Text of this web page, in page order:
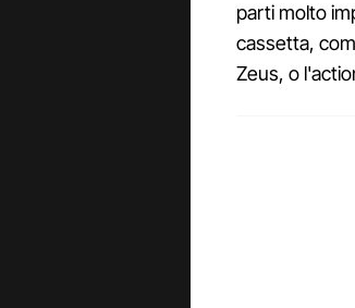
parti molto
cassetta,
Zeus, o